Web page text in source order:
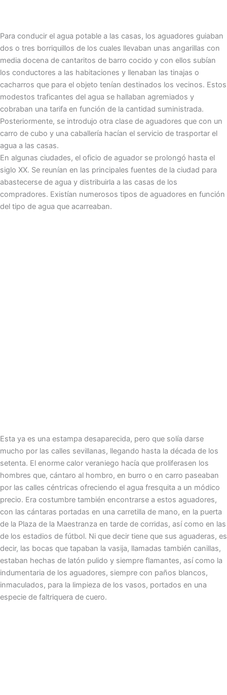
Para conducir el agua potable a las casas, los aguadores guiaban
dos o tres borriquillos de los cuales llevaban unas angarillas con
media docena de cantaritos de barro cocido y con ellos subían
los conductores a las habitaciones y llenaban las tinajas o
cacharros que para el objeto tenían destinados los vecinos. Estos
modestos traficantes del agua se hallaban agremiados y
cobraban una tarifa en función de la cantidad suministrada.
Posteriormente, se introdujo otra clase de aguadores que con un
carro de cubo y una caballería hacían el servicio de trasportar el
agua a las casas.
En algunas ciudades, el oficio de aguador se prolongó hasta el
siglo XX. Se reunían en las principales fuentes de la ciudad para
abastecerse de agua y distribuirla a las casas de los
compradores. Existían numerosos tipos de aguadores en función
del tipo de agua que acarreaban.
Esta ya es una estampa desaparecida, pero que solía darse
mucho por las calles sevillanas, llegando hasta la década de los
setenta. El enorme calor veraniego hacía que proliferasen los
hombres que, cántaro al hombro, en burro o en carro paseaban
por las calles céntricas ofreciendo el agua fresquita a un módico
precio. Era costumbre también encontrarse a estos aguadores,
con las cántaras portadas en una carretilla de mano, en la puerta
de la Plaza de la Maestranza en tarde de corridas, así como en las
de los estadios de fútbol. Ni que decir tiene que sus aguaderas, es
decir, las bocas que tapaban la vasija, llamadas también canillas,
estaban hechas de latón pulido y siempre flamantes, así como la
indumentaria de los aguadores, siempre con paños blancos,
inmaculados, para la limpieza de los vasos, portados en una
especie de faltriquera de cuero.